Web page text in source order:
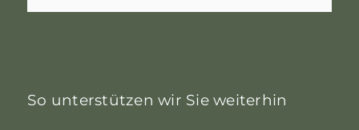
So unterstützen wir Sie weiterhin